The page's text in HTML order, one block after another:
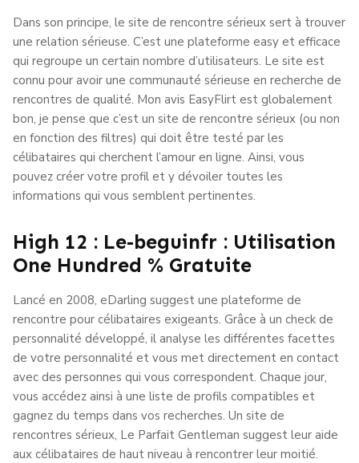
Dans son principe, le site de rencontre sérieux sert à trouver
une relation sérieuse. C’est une plateforme easy et efficace
qui regroupe un certain nombre d’utilisateurs. Le site est
connu pour avoir une communauté sérieuse en recherche de
rencontres de qualité. Mon avis EasyFlirt est globalement
bon, je pense que c’est un site de rencontre sérieux (ou non
en fonction des filtres) qui doit être testé par les
célibataires qui cherchent l’amour en ligne. Ainsi, vous
pouvez créer votre profil et y dévoiler toutes les
informations qui vous semblent pertinentes.
High 12 : Le-beguinfr : Utilisation
One Hundred % Gratuite
Lancé en 2008, eDarling suggest une plateforme de
rencontre pour célibataires exigeants. Grâce à un check de
personnalité développé, il analyse les différentes facettes
de votre personnalité et vous met directement en contact
avec des personnes qui vous correspondent. Chaque jour,
vous accédez ainsi à une liste de profils compatibles et
gagnez du temps dans vos recherches. Un site de
rencontres sérieux, Le Parfait Gentleman suggest leur aide
aux célibataires de haut niveau à rencontrer leur moitié.